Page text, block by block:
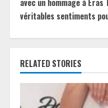
i
n
u
e
avec un hommage à
véritables sentiments
RELATED STORIES